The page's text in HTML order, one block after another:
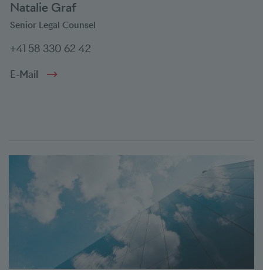
Natalie Graf
Senior Legal Counsel
+41 58 330 62 42
E-Mail